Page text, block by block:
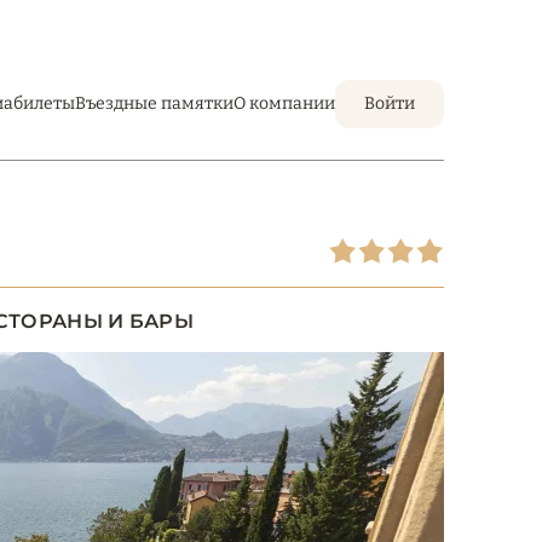
Въездные памяткиО компании Войти
И БАРЫ